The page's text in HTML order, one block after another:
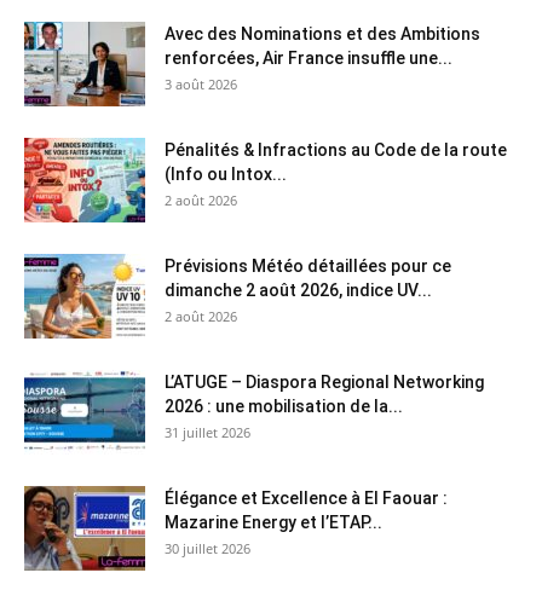
Avec des Nominations et des Ambitions
renforcées, Air France insuffle une...
3 août 2026
Pénalités & Infractions au Code de la route
(Info ou Intox...
2 août 2026
Prévisions Météo détaillées pour ce
dimanche 2 août 2026, indice UV...
2 août 2026
L’ATUGE – Diaspora Regional Networking
2026 : une mobilisation de la...
31 juillet 2026
Élégance et Excellence à El Faouar :
Mazarine Energy et l’ETAP...
30 juillet 2026